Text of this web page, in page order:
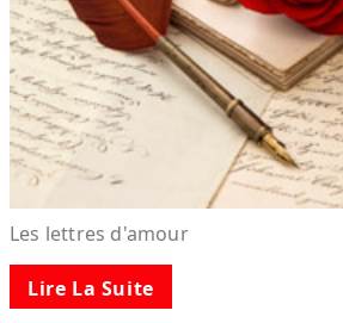
Les lettres d'amour
Lire La Suite